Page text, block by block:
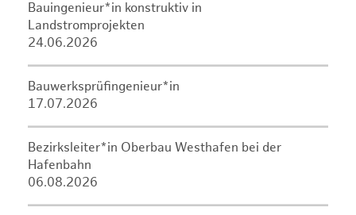
Bauingenieur*in konstruktiv in
Landstromprojekten
24.06.2026
Bauwerksprüfingenieur*in
17.07.2026
Bezirksleiter*in Oberbau Westhafen bei der
Hafenbahn
06.08.2026